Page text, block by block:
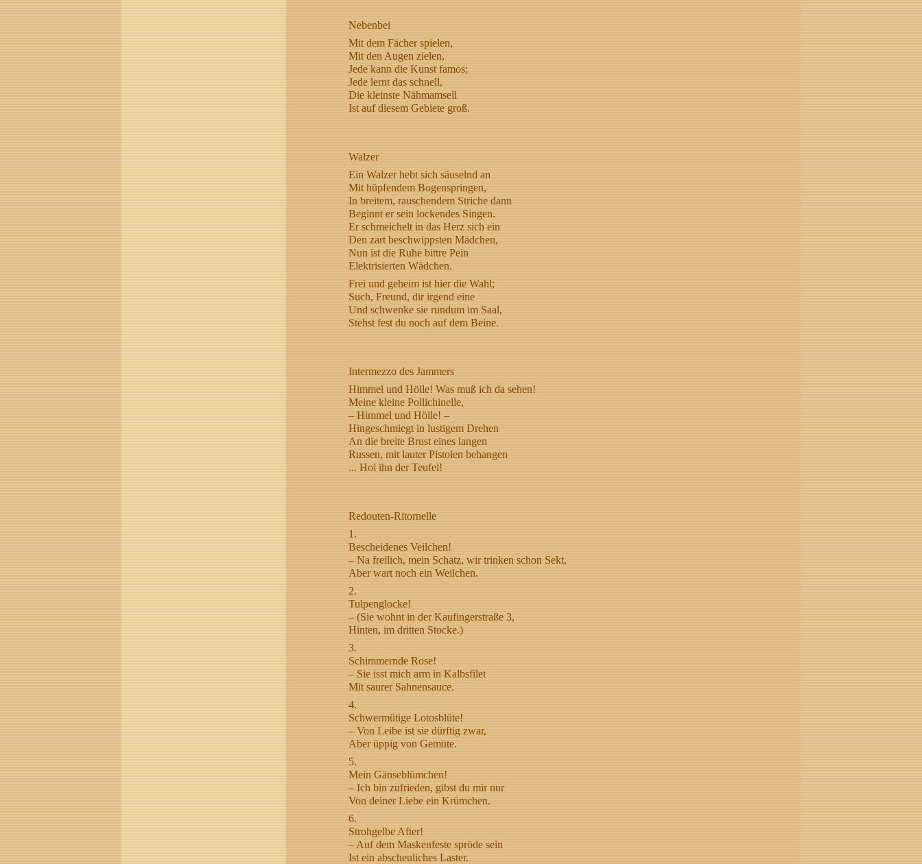
Nebenbei
Mit dem Fächer spielen,
Mit den Augen zielen,
Jede kann die Kunst famos;
Jede lernt das schnell,
Die kleinste Nähmamsell
Ist auf diesem Gebiete groß.
Walzer
Ein Walzer hebt sich säuselnd an
Mit hüpfendem Bogenspringen,
In breitem, rauschendem Striche dann
Beginnt er sein lockendes Singen.
Er schmeichelt in das Herz sich ein
Den zart beschwippsten Mädchen,
Nun ist die Ruhe bittre Pein
Elektrisierten Wädchen.
Frei und geheim ist hier die Wahl;
Such, Freund, dir irgend eine
Und schwenke sie rundum im Saal,
Stehst fest du noch auf dem Beine.
Intermezzo des Jammers
Himmel und Hölle! Was muß ich da sehen!
Meine kleine Pollichinelle,
– Himmel und Hölle! –
Hingeschmiegt in lustigem Drehen
An die breite Brust eines langen
Russen, mit lauter Pistolen behangen
... Hol ihn der Teufel!
Redouten-Ritornelle
1.
Bescheidenes Veilchen!
– Na freilich, mein Schatz, wir trinken schon Sekt,
Aber wart noch ein Weilchen.
2.
Tulpenglocke!
– (Sie wohnt in der Kaufingerstraße 3,
Hinten, im dritten Stocke.)
3.
Schimmernde Rose!
– Sie isst mich arm in Kalbsfilet
Mit saurer Sahnensauce.
4.
Schwermütige Lotosblüte!
– Von Leibe ist sie dürftig zwar,
Aber üppig von Gemüte.
5.
Mein Gänseblümchen!
– Ich bin zufrieden, gibst du mir nur
Von deiner Liebe ein Krümchen.
6.
Strohgelbe After!
– Auf dem Maskenfeste spröde sein
Ist ein abscheuliches Laster.